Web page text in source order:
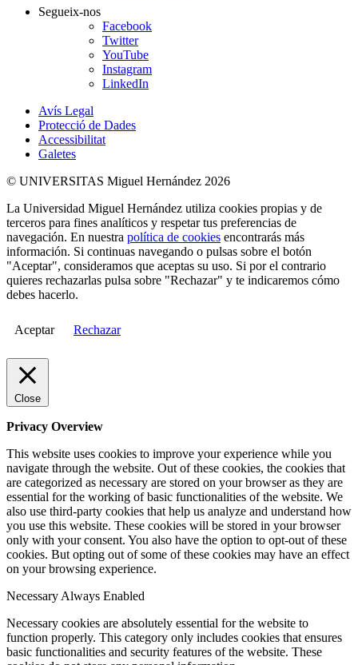
Segueix-nos
Facebook
Twitter
YouTube
Instagram
LinkedIn
Avís Legal
Protecció de Dades
Accessibilitat
Galetes
© UNIVERSITAS Miguel Hernández 2026
La Universidad Miguel Hernández utiliza cookies propias y de
terceros para fines analíticos y respetar tus preferencias de
navegación. En nuestra política de cookies encontrarás más
información. Si continuas navegando o pulsas sobre el botón
"Aceptar", consideramos que aceptas su uso. Si por el contrario
quieres rechazarlas pulsa sobre "Rechazar" y te indicaremos cómo
debes hacerlo.
Aceptar Rechazar
Close
Privacy Overview
This website uses cookies to improve your experience while you
navigate through the website. Out of these cookies, the cookies that
are categorized as necessary are stored on your browser as they are
essential for the working of basic functionalities of the website. We
also use third-party cookies that help us analyze and understand how
you use this website. These cookies will be stored in your browser
only with your consent. You also have the option to opt-out of these
cookies. But opting out of some of these cookies may have an effect
on your browsing experience.
Necessary Always Enabled
Necessary cookies are absolutely essential for the website to
function properly. This category only includes cookies that ensures
basic functionalities and security features of the website. These